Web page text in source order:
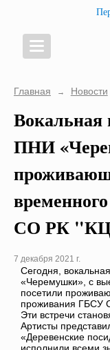
Главная → Новости
Вокальная
ПНИ
СО РК
7 декабря 2021 г.
Сегодня,
«Черемушки», с
посетили
проживания
Эти встречи
Артисты
«Деревенские